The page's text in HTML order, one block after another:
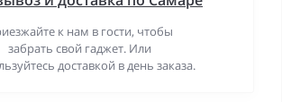
к нам в гости, чтобы
забрать свой гаджет. Или
доставкой в день заказа.